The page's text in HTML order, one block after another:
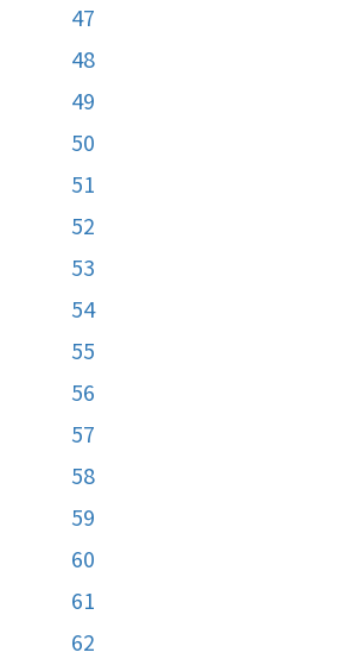
47
48
49
50
51
52
53
54
55
56
57
58
59
60
61
62